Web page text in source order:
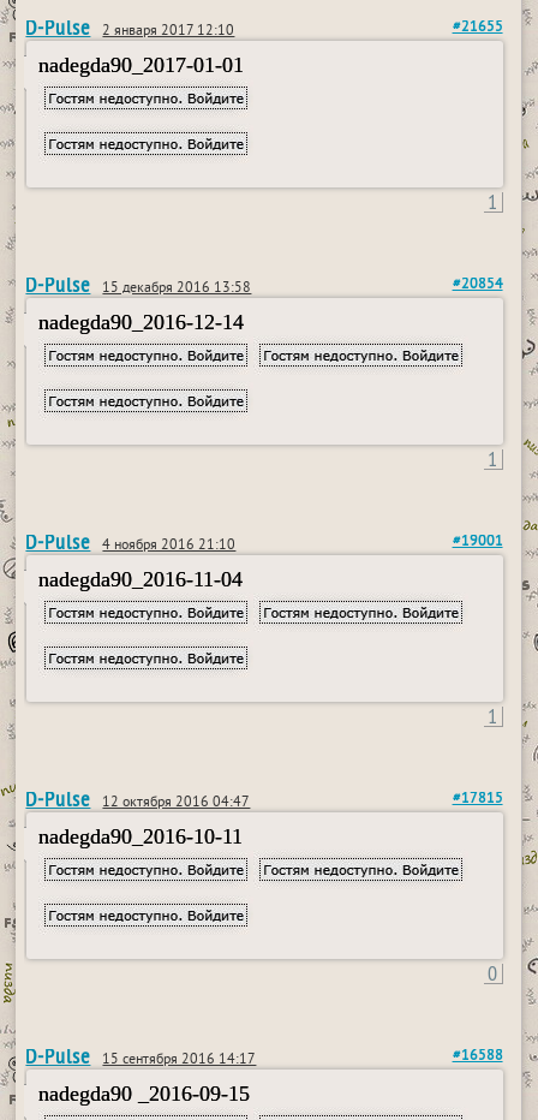
D-Pulse 2 января 2017 12:10 #21655
nadegda90_2017-01-01
1
D-Pulse 15 декабря 2016 13:58 #20854
nadegda90_2016-12-14
1
D-Pulse 4 ноября 2016 21:10 #19001
nadegda90_2016-11-04
1
D-Pulse 12 октября 2016 04:47 #17815
nadegda90_2016-10-11
0
D-Pulse 15 сентября 2016 14:17 #16588
nadegda90 _2016-09-15